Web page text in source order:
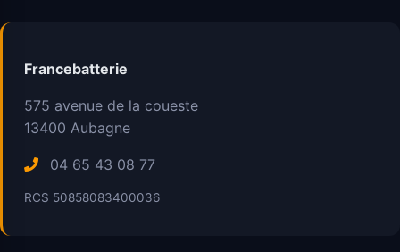
Francebatterie
575 avenue de la coueste
13400 Aubagne
04 65 43 08 77
RCS 50858083400036